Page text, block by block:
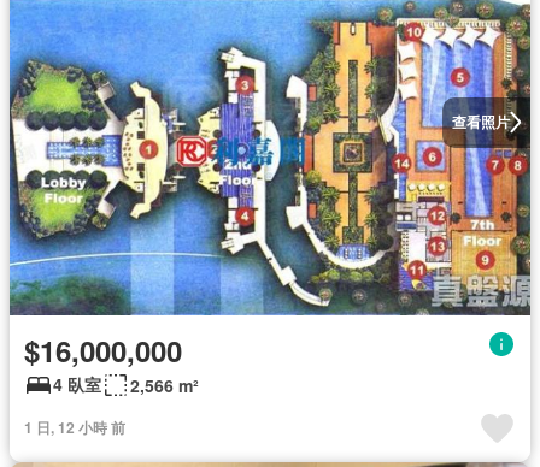
查看照片
$16,000,000
4 臥室 2,566 m²
1 日, 12 小時 前